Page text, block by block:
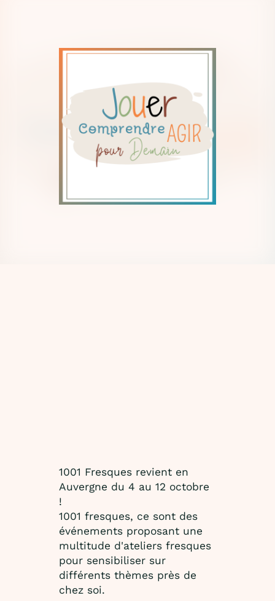
1001 Fresques revient en
Auvergne du 4 au 12 octobre
!
1001 fresques, ce sont des
événements proposant une
multitude d'ateliers fresques
pour sensibiliser sur
différents thèmes près de
chez soi.